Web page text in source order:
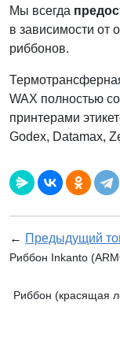
Мы всегда
в зависимости от
риббонов.
WAX полностью
принтерами
Godex, Datamax,
← Предыдущий
Риббон Inkanto
Риббон (красящая